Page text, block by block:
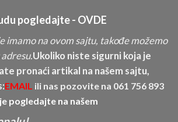
pogledajte - OVDE
imamo na ovom sajtu, takođe možemo
Ukoliko niste sigurni koja je
pronaći artikal na našem sajtu,
EMAIL ili nas pozovite na 061 756 893
pogledajte na našem